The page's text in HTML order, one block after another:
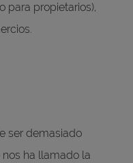
para propietarios),
ser demasiado
ha llamado la